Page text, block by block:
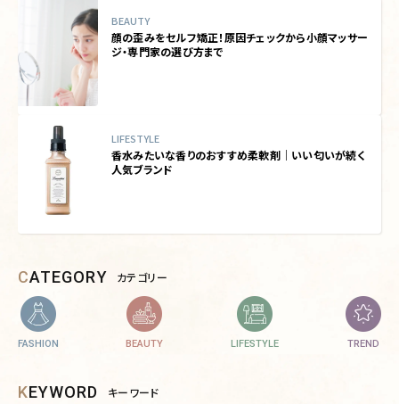
BEAUTY
顔の歪みをセルフ矯正！原因チェックから小顔マッサー
ジ・専門家の選び方まで
LIFESTYLE
香水みたいな香りのおすすめ柔軟剤｜いい匂いが続く
人気ブランド
CATEGORY カテゴリー
FASHION BEAUTY LIFESTYLE TREND
KEYWORD キーワード